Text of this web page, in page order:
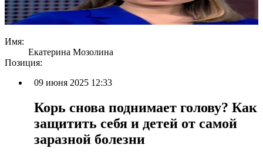
Имя:
Екатерина Мозолина
Позиция:
09 июня 2025 12:33
Корь снова поднимает голову? Как
защитить себя и детей от самой
заразной болезни